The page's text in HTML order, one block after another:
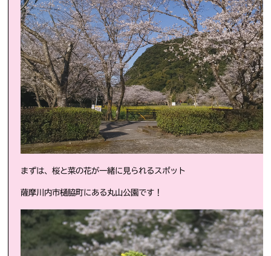
まずは、桜と菜の花が一緒に見られるスポット
薩摩川内市樋脇町にある丸山公園です！